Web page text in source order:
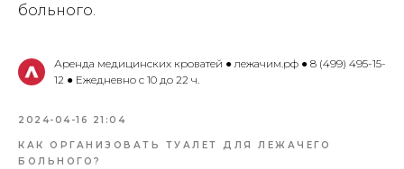
больного.
Аренда медицинских кроватей ● лежачим.рф ● 8 (499) 495-15-
12 ● Ежедневно с 10 до 22 ч.
2024-04-16 21:04
КАК ОРГАНИЗОВАТЬ ТУАЛЕТ ДЛЯ ЛЕЖАЧЕГО
БОЛЬНОГО?